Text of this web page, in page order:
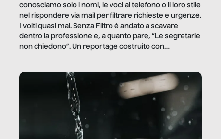
conosciamo solo i nomi, le voci al telefono o il loro stile
nel rispondere via mail per filtrare richieste e urgenze.
I volti quasi mai. Senza Filtro è andato a scavare
dentro la professione e, a quanto pare, “Le segretarie
non chiedono”. Un reportage costruito con